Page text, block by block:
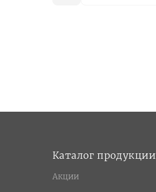
Каталог продукции
Акции